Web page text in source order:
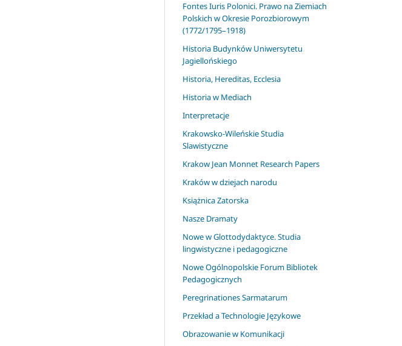
Fontes Iuris Polonici. Prawo na Ziemiach
Polskich w Okresie Porozbiorowym
(1772/1795–1918)
Historia Budynków Uniwersytetu
Jagiellońskiego
Historia, Hereditas, Ecclesia
Historia w Mediach
Interpretacje
Krakowsko-Wileńskie Studia
Slawistyczne
Krakow Jean Monnet Research Papers
Kraków w dziejach narodu
Książnica Zatorska
Nasze Dramaty
Nowe w Glottodydaktyce. Studia
lingwistyczne i pedagogiczne
Nowe Ogólnopolskie Forum Bibliotek
Pedagogicznych
Peregrinationes Sarmatarum
Przekład a Technologie Językowe
Obrazowanie w Komunikacji